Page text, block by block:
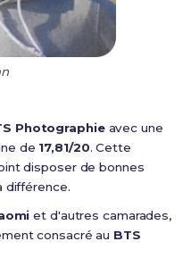
Photographieavec une
de 17,81/20. Cette
disposer de bonnes
différence.
et d'autres camarades,
consacré au BTS